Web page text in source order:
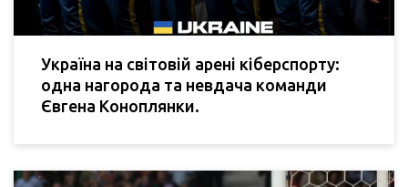
Україна на світовій арені кіберспорту:
одна нагорода та невдача команди
Євгена Коноплянки.